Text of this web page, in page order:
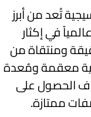
تُعد من أبرز
في إكثار
ومنتقاة من
معقمة ومُعدة
الحصول على
ممتازة.